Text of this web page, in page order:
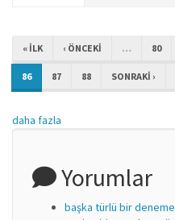
« ILK ‹ ÖNCEKI … 80
86 87 88 SONRAKI ›
daha fazla
Yorumlar
başka türlü bir